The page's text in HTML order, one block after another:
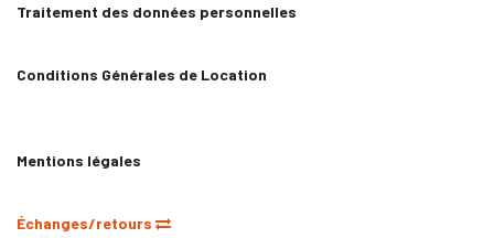
Traitement des données personnelles
Conditions Générales de Location
Mentions légales
Échanges/retours